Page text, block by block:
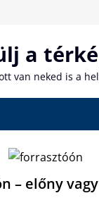
a
van neked is a
– előny